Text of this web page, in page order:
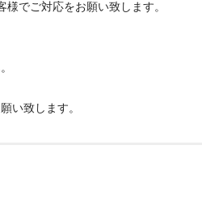
でご対応をお願い致します。
い致します。